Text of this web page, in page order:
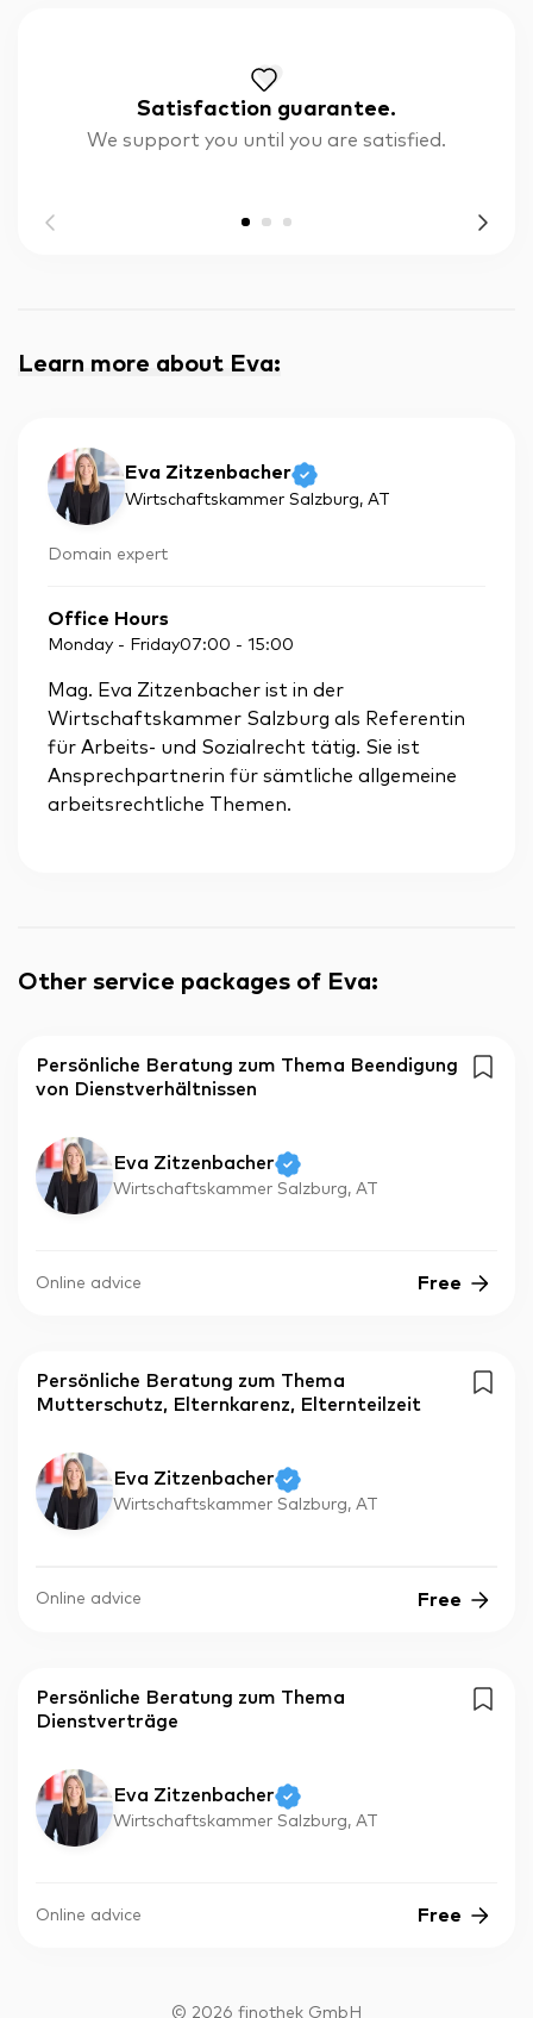
Satisfaction guarantee.
We support you until you are satisfied.
Learn more about Eva:
Eva Zitzenbacher
Wirtschaftskammer Salzburg, AT
Domain expert
Office Hours
Monday - Friday07:00 - 15:00
Mag. Eva Zitzenbacher ist in der
Wirtschaftskammer Salzburg als Referentin
für Arbeits- und Sozialrecht tätig. Sie ist
Ansprechpartnerin für sämtliche allgemeine
arbeitsrechtliche Themen.
Other service packages of Eva:
Persönliche Beratung zum Thema Beendigung
von Dienstverhältnissen
Eva Zitzenbacher
Wirtschaftskammer Salzburg, AT
Online advice Free
Persönliche Beratung zum Thema
Mutterschutz, Elternkarenz, Elternteilzeit
Eva Zitzenbacher
Wirtschaftskammer Salzburg, AT
Online advice Free
Persönliche Beratung zum Thema
Dienstverträge
Eva Zitzenbacher
Wirtschaftskammer Salzburg, AT
Online advice Free
© 2026 finothek GmbH